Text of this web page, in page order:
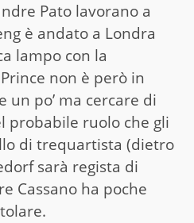
Pato lavorano a
è andato a Londra
lampo con la
non è però in
po’ ma cercare di
probabile ruolo che gli
di trequartista (dietro
sarà regista di
Cassano ha poche